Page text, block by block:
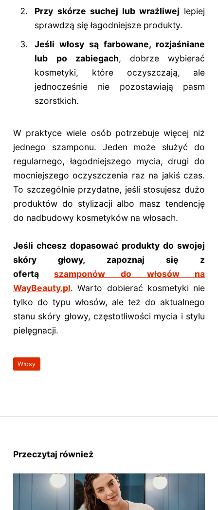
Przy skórze suchej lub wrażliwej lepiej
sprawdzą się łagodniejsze produkty.
Jeśli włosy są farbowane, rozjaśniane
lub po zabiegach, dobrze wybierać
kosmetyki, które oczyszczają, ale
jednocześnie nie pozostawiają pasm
szorstkich.
W praktyce wiele osób potrzebuje więcej niż
jednego szamponu. Jeden może służyć do
regularnego, łagodniejszego mycia, drugi do
mocniejszego oczyszczenia raz na jakiś czas.
To szczególnie przydatne, jeśli stosujesz dużo
produktów do stylizacji albo masz tendencję
do nadbudowy kosmetyków na włosach.
Jeśli chcesz dopasować produkty do swojej
skóry głowy, zapoznaj się z
ofertąszamponów do włosów na
WayBeauty.pl. Warto dobierać kosmetyki nie
tylko do typu włosów, ale też do aktualnego
stanu skóry głowy, częstotliwości mycia i stylu
pielęgnacji.
Włosy
Przeczytaj również